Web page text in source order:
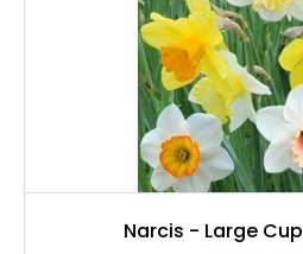
Narcis - Large